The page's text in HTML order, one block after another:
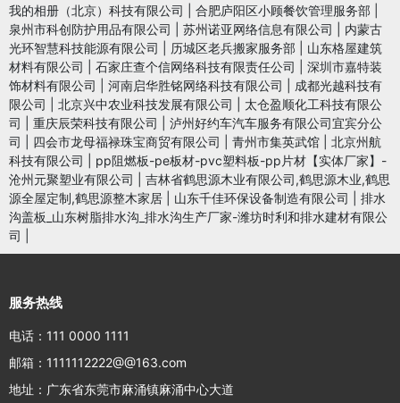
我的相册（北京）科技有限公司
合肥庐阳区小顾餐饮管理服务部
泉州市科创防护用品有限公司
苏州诺亚网络信息有限公司
内蒙古
光环智慧科技能源有限公司
历城区老兵搬家服务部
山东格屋建筑
材料有限公司
石家庄查个信网络科技有限责任公司
深圳市嘉特装
饰材料有限公司
河南启华胜铭网络科技有限公司
成都光越科技有
限公司
北京兴中农业科技发展有限公司
太仓盈顺化工科技有限公
司
重庆辰荣科技有限公司
泸州好约车汽车服务有限公司宜宾分公
司
四会市龙母福禄珠宝商贸有限公司 青州市集英武馆
北京州航
科技有限公司
pp阻燃板-pe板材-pvc塑料板-pp片材【实体厂家】-
沧州元聚塑业有限公司
吉林省鹤思源木业有限公司,鹤思源木业,鹤思
源全屋定制,鹤思源整木家居
山东千佳环保设备制造有限公司
排水
沟盖板_山东树脂排水沟_排水沟生产厂家-潍坊时利和排水建材有限公
司
服务热线
电话：111 0000 1111
邮箱：1111112222@@163.com
地址：广东省东莞市麻涌镇麻涌中心大道